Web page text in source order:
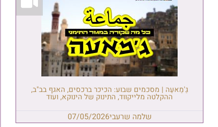
גַ'מַאעַה | מסכמים שבוע: הכיכר ברכסים, האגף בב"ב,
ההקלטה מלייקווד, התינוק של הינוקא, ועוד
שלמה שרעבי07/05/2026